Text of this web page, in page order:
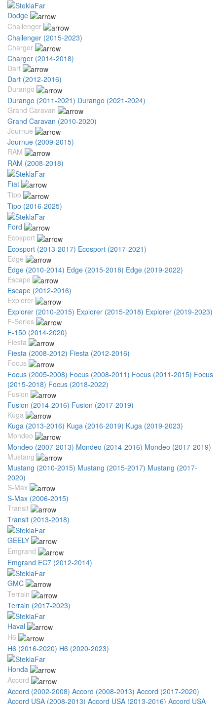
Dodge
Challenger
Challenger (2015-2023)
Charger
Charger (2014-2018)
Dart
Dart (2012-2016)
Durango
Durango (2011-2021) Durango (2021-2024)
Grand Caravan
Grand Caravan (2010-2020)
Journue
Journue (2009-2015)
RAM
RAM (2008-2018)
Fiat
Tipo
Tipo (2016-2025)
Ford
Ecosport
Ecosport (2013-2017) Ecosport (2017-2021)
Edge
Edge (2010-2014) Edge (2015-2018) Edge (2019-2022)
Escape
Escape (2012-2016)
Explorer
Explorer (2010-2015) Explorer (2015-2018) Explorer (2019-2023)
F-Series
F-150 (2014-2020)
Fiesta
Fiesta (2008-2012) Fiesta (2012-2016)
Focus
Focus (2005-2008) Focus (2008-2011) Focus (2011-2015) Focus
(2015-2018) Focus (2018-2022)
Fusion
Fusion (2014-2016) Fusion (2017-2019)
Kuga
Kuga (2013-2016) Kuga (2016-2019) Kuga (2019-2023)
Mondeo
Mondeo (2007-2013) Mondeo (2014-2016) Mondeo (2017-2019)
Mustang
Mustang (2010-2015) Mustang (2015-2017) Mustang (2017-
2020)
S-Max
S-Max (2006-2015)
Transit
Transit (2013-2018)
GEELY
Emgrand
Emgrand EC7 (2012-2014)
GMC
Terrain
Terrain (2017-2023)
Haval
H6
H6 (2016-2020) H6 (2020-2023)
Honda
Accord
Accord (2002-2008) Accord (2008-2013) Accord (2017-2020)
Accord USA (2008-2013) Accord USA (2013-2016) Accord USA